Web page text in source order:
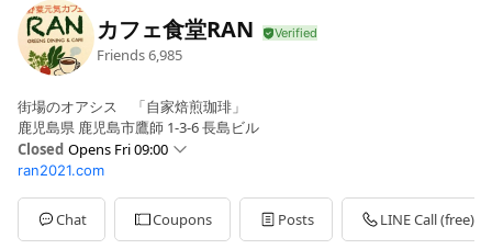
カフェ食堂RAN
Friends6,985
街場のオアシス 「自家焙煎珈琲」
鹿児島県 鹿児島市鷹師 1-3-6 長島ビル
Closed Opens Fri 09:00
SunClosed
Mon09:00 - 18:00
Tue09:00 - 18:00
Wed09:00 - 18:00
ran2021.com
Chat Coupons Posts LINE Call (free)